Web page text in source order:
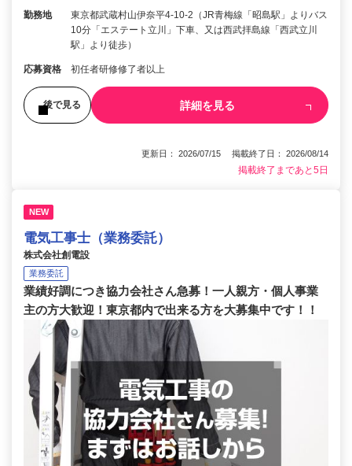
勤務地
東京都武蔵村山伊奈平4-10-2（JR青梅線「昭島駅」よりバス
10分「エステート立川」下車、又は西武拝島線「西武立川
駅」より徒歩）
応募資格 初任者研修修了者以上
後で見る 詳細を見る
更新日： 2026/07/15 掲載終了日： 2026/08/14
掲載終了まであと5日
NEW
電気工事士（業務委託）
株式会社創電設
業務委託
業績好調につき協力会社さん急募！一人親方・個人事業
主の方大歓迎！東京都内で出来る方を大募集中です！！